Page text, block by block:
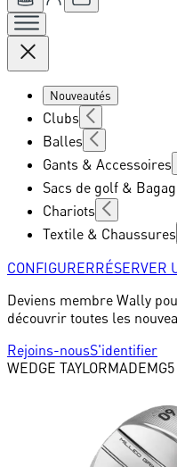
Nouveautés
Clubs
Balles
Gants & Accessoires
Sacs de golf &
Chariots
Textile & Chaussures
CONFIGURERRÉSERVER
Deviens membre Wally
découvrir toutes les
Rejoins-nousS'identifier
WEDGE TAYLORMADE